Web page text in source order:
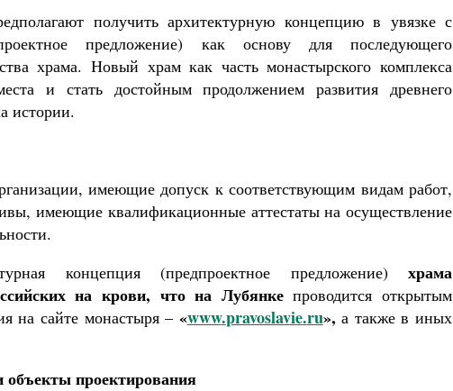
получить архитектурную концепцию в увязке с
предложение) как основу для последующего
храма. Новый храм как часть монастырского комплекса
и стать достойным продолжением развития древнего
истории.
имеющие допуск к соответствующим видам работ,
имеющие квалификационные аттестаты на осуществление
концепция (предпроектное предложение) храма
на крови, что на Лубянкепроводится открытым
на сайте монастыря – «www.pravoslavie.ru», а также в иных
проектирования